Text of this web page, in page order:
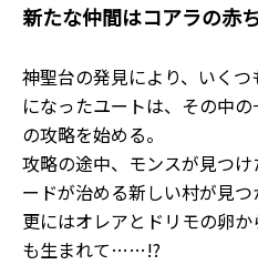
新たな仲間はコアラの赤
神聖台の発見により、いく
になったユートは、その中の
の攻略を始める。
攻略の途中、モンスが見つ
ードが治める新しい村が見
更にはオレアとドリモの卵
も生まれて……!?